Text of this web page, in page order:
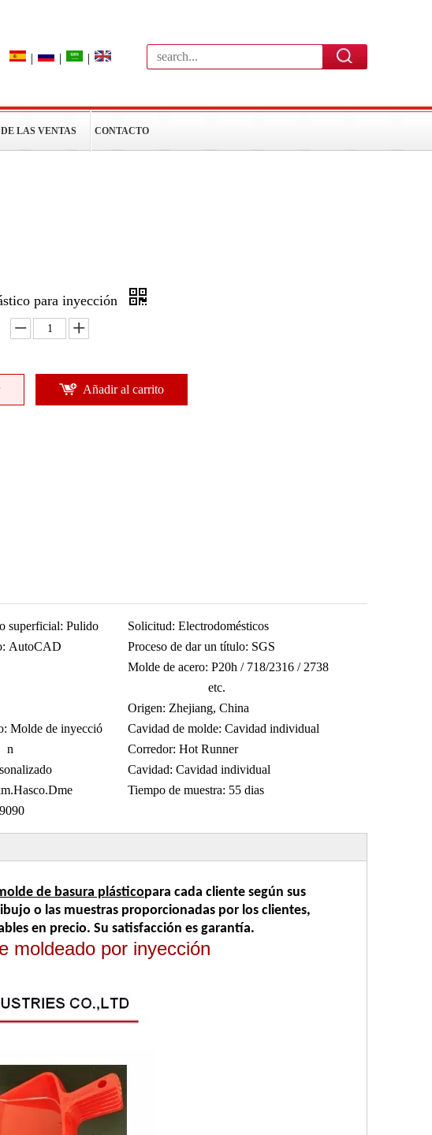
| | |
LAS VENTAS CONTACTO
para inyección
Añadir al carrito
superficial: Pulido Solicitud: Electrodomésticos
AutoCAD Proceso de dar un título: SGS
Molde de acero: P20h / 718/2316 / 2738
etc.
Origen: Zhejiang, China
Molde de inyecció
n
Cavidad de molde: Cavidad individual
Corredor: Hot Runner
Cavidad: Cavidad individual
Tiempo de muestra: 55 dias
de basura plásticopara cada cliente según sus
o las muestras proporcionadas por los clientes,
en precio. Su satisfacción es garantía.
moldeado por inyección